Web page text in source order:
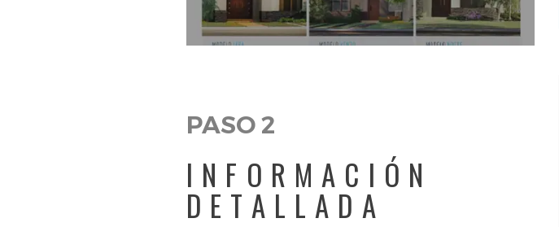
PASO 2
INFORMACIÓN
DETALLADA